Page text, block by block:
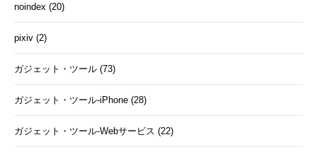
noindex (20)
pixiv (2)
ガジェット・ツール (73)
ガジェット・ツール-iPhone (28)
ガジェット・ツール-Webサービス (22)